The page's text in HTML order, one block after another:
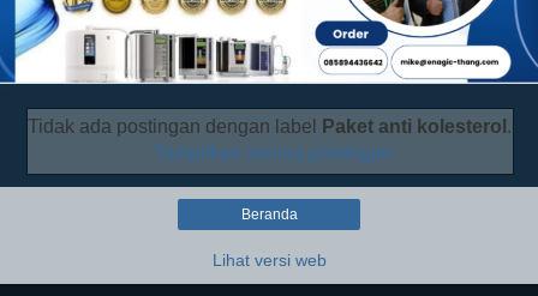
Tidak ada postingan dengan label Paket anti kolesterol .
Tampilkan semua postingan
Beranda
Lihat versi web